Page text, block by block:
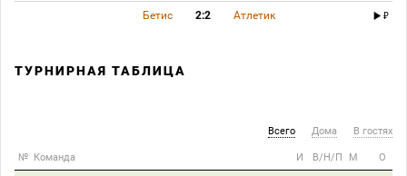
Бетис 2:2 Атлетик
ТУРНИРНАЯ ТАБЛИЦА
Всего Дома В гостях
№ Команда И В/Н/П М О